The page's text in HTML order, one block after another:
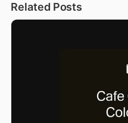
Related Posts